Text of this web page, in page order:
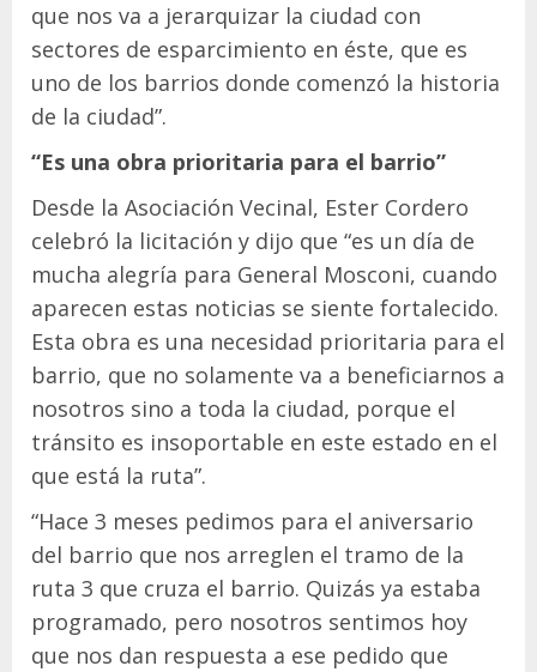
que nos va a jerarquizar la ciudad con
sectores de esparcimiento en éste, que es
uno de los barrios donde comenzó la historia
de la ciudad”.
“Es una obra prioritaria para el barrio”
Desde la Asociación Vecinal, Ester Cordero
celebró la licitación y dijo que “es un día de
mucha alegría para General Mosconi, cuando
aparecen estas noticias se siente fortalecido.
Esta obra es una necesidad prioritaria para el
barrio, que no solamente va a beneficiarnos a
nosotros sino a toda la ciudad, porque el
tránsito es insoportable en este estado en el
que está la ruta”.
“Hace 3 meses pedimos para el aniversario
del barrio que nos arreglen el tramo de la
ruta 3 que cruza el barrio. Quizás ya estaba
programado, pero nosotros sentimos hoy
que nos dan respuesta a ese pedido que